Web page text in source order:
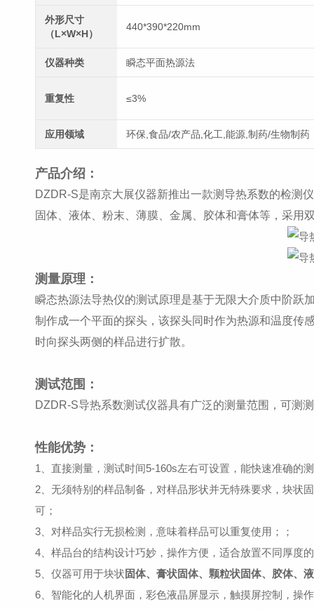
外形尺寸
（L×W×H）
440*390*220mm
仪器种类 瞬态平面热源法
重复性 ≤3%
应用领域 环保,食品/农产品,化工,能源,制药/生物制药
产品介绍：
DZDR-S是南京大展仪器新推出一款测导热系数的检测
固体、液体、粉末、薄膜、金属、胶体和膏体等，采用
测量原理：
瞬态热源法导热仪的测试原理是基于无限大介质中阶跃
制作成一个平面的探头，该探头同时作为热源和温度传
时向探头两侧的样品进行扩散。
测试范围：
DZDR-S导热系数测试仪器具有广泛的测量范围，可测
性能优势：
1、直接测量，测试时间5-160s左右可设置，能快速准确的
2、无须特别的样品制备，对样品形状并无特殊要求，块状
可；
3、对样品实行无损检测，意味着样品可以重复使用；
；
4、样品台的结构设计巧妙，操作方便，适合放置不同厚度
5、仪器可用于块状 固体、膏状固体、颗粒状固体、胶体、
6、智能化的人机界面，彩色液晶屏显示，触摸屏控制，操